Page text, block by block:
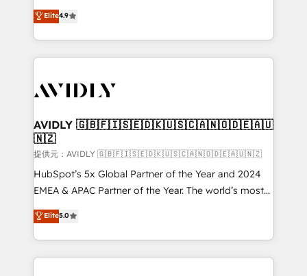
AI, & maximize AEO with tailored AI services. 🧩
Integrations: Extend HubSpot with custom
North America. Avec plus de 115 experts en
marketing automation, Growth, Revops, CRM et
webdesign. Markentive is both a consulting firm, a
digital agency and an integrator. With over 115
CRM and webdesign (We focus on EMEA - USA
Elite4.9
AVIDLY 🇬🇧🇫🇮🇸🇪🇩🇰🇺🇸🇨🇦🇳🇴🇩🇪🇦🇺
🇳🇿
提供元：AVIDLY 🇬🇧🇫🇮🇸🇪🇩🇰🇺🇸🇨🇦🇳🇴🇩🇪🇦🇺🇳🇿
HubSpot’s 5x Global Partner of the Year and 2024
EMEA & APAC Partner of the Year. The world’s most
experienced and fully accredited HubSpot Solutions
Partner. 🚀 With 2,750+ HubSpot projects delivered
and 370+ specialists across EMEA, APAC and NAM,
we de-risk complex CRM programmes and
Elite5.0